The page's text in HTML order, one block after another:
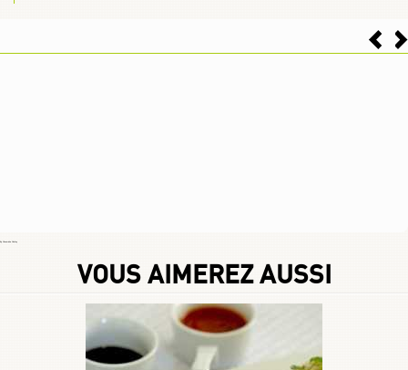
VOUS AIMEREZ AUSSI